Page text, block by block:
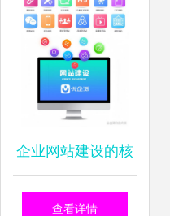
企业网站建设的核
心价值
查看详情